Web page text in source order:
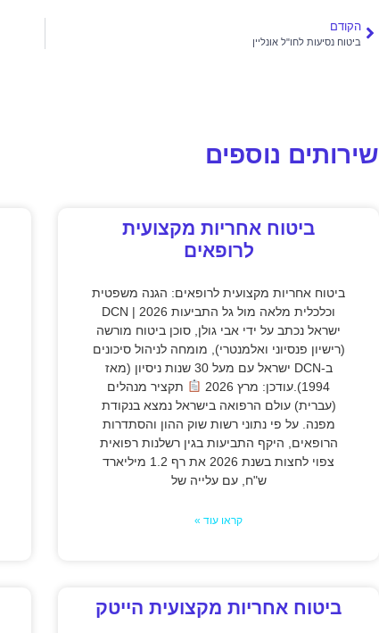
הקודם
ביטוח נסיעות לחו"ל אונליין
שירותים נוספים
ביטוח אחריות מקצועית
לרופאים
ביטוח אחריות מקצועית לרופאים: הגנה משפטית
וכלכלית מלאה מול גל התביעות 2026 | DCN
ישראל נכתב על ידי אבי גולן, סוכן ביטוח מורשה
(רישיון פנסיוני ואלמנטרי), מומחה לניהול סיכונים
ב-DCN ישראל עם מעל 30 שנות ניסיון (מאז
1994).עודכן: מרץ 2026
תקציר מנהלים
(עברית) עולם הרפואה בישראל נמצא בנקודת
מפנה. על פי נתוני רשות שוק ההון והסתדרות
הרופאים, היקף התביעות בגין רשלנות רפואית
צפוי לחצות בשנת 2026 את רף 1.2 מיליארד
ש"ח, עם עלייה של
קראו עוד »
ביטוח אחריות מקצועית הייטק